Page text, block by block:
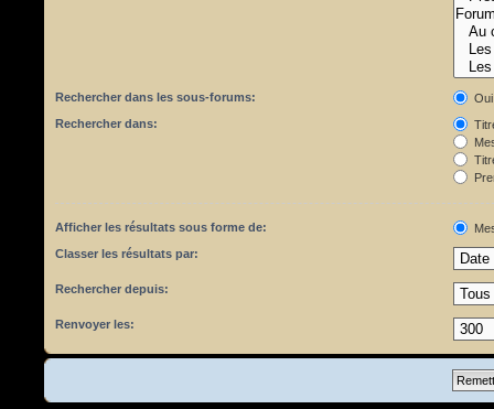
Rechercher dans les sous-forums:
Oui
Rechercher dans:
Afficher les résultats sous forme de:
Classer les résultats par:
Rechercher depuis:
Renvoyer les: